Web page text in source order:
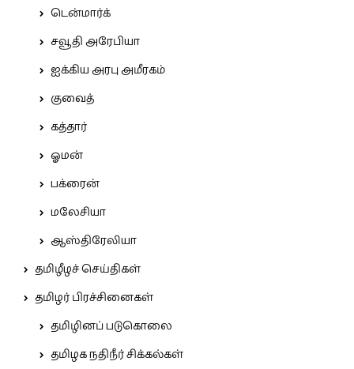
டென்மார்க்
சவூதி அரேபியா
ஐக்கிய அரபு அமீரகம்
குவைத்
கத்தார்
ஓமன்
பக்ரைன்
மலேசியா
ஆஸ்திரேலியா
தமிழீழச் செய்திகள்
தமிழர் பிரச்சினைகள்
தமிழினப் படுகொலை
தமிழக நதிநீர் சிக்கல்கள்